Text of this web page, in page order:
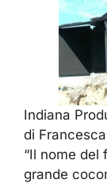
Indiana
di
“Il nome del
grande